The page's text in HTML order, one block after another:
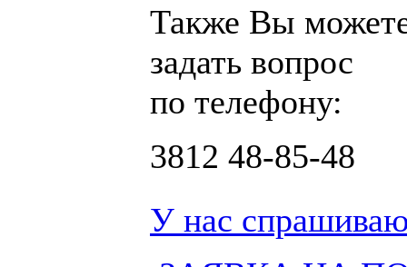
Также Вы
задать вопрос
по телефону:
3812 48-85-48
У нас